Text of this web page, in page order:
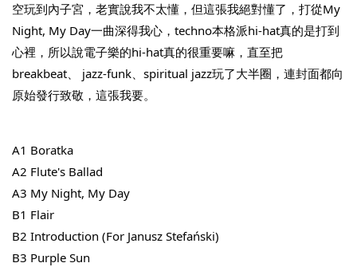
NT$ 880
- +
空玩到內子宮，老實說我不太懂，但這張我絕對懂了，打從My
Night, My Day一曲深得我心，techno本格派hi-hat真的是打到
心裡，所以說電子樂的hi-hat真的很重要嘛，直至把
breakbeat、 jazz-funk、spiritual jazz玩了大半圈，連封面都向
原始發行致敬，這張我要。
A1 Boratka
A2 Flute's Ballad
A3 My Night, My Day
B1 Flair
B2 Introduction (For Janusz Stefański)
B3 Purple Sun